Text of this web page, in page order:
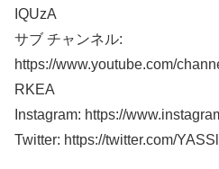
IQUzA
サブ チャンネル:
https://www.youtube.com/
RKEA
Instagram: https://
Twitter: https://twitter.com/